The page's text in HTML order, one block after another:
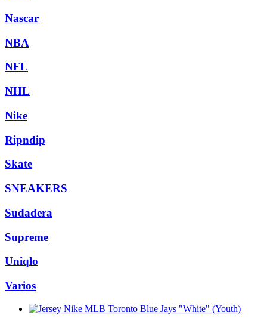
Nascar
NBA
NFL
NHL
Nike
Ripndip
Skate
SNEAKERS
Sudadera
Supreme
Uniqlo
Varios